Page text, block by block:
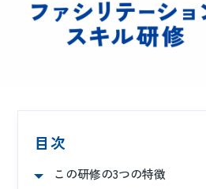
目次
この研修の3つの特徴